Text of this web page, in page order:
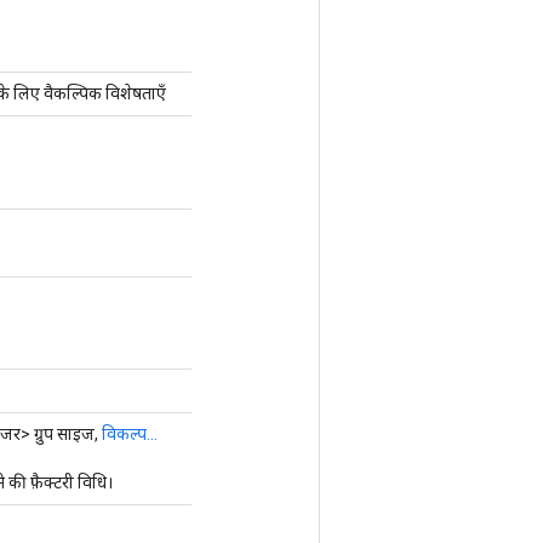
लिए वैकल्पिक विशेषताएँ
ग्रुप साइज, विकल्प...
फ़ैक्टरी विधि।